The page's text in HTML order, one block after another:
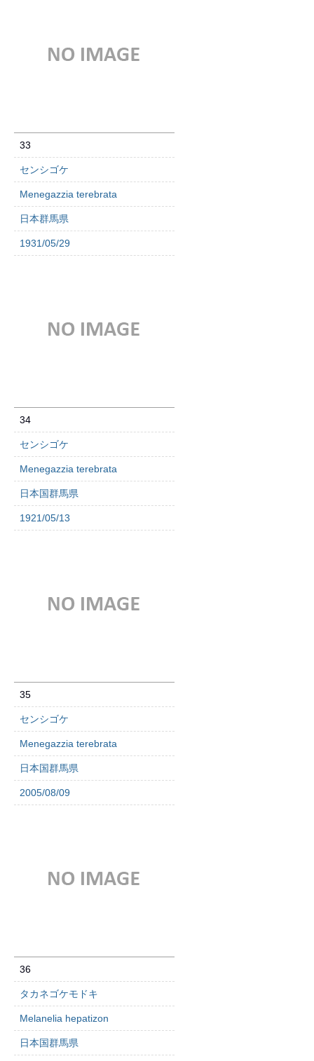
33
センシゴケ
Menegazzia terebrata
日本群馬県
1931/05/29
34
センシゴケ
Menegazzia terebrata
日本国群馬県
1921/05/13
35
センシゴケ
Menegazzia terebrata
日本国群馬県
2005/08/09
36
タカネゴケモドキ
Melanelia hepatizon
日本国群馬県